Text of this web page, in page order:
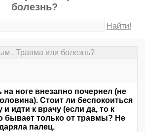
болезнь?
Найти!
. Травма или болезнь?
ноге внезапно почернел (не
Стоит ли беспокоиться
идти к врачу (если да, то к
бывает только от травмы? Не
палец.